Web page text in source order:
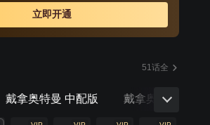
立即开通
51话全
戴拿奥特曼 中配版 戴拿奥特曼 日配